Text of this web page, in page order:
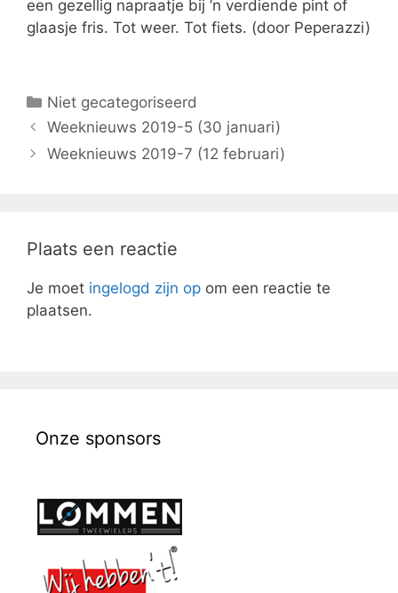
een gezellig napraatje bij ’n verdiende pint of
glaasje fris. Tot weer. Tot fiets. (door Peperazzi)
Niet gecategoriseerd
Weeknieuws 2019-5 (30 januari)
Weeknieuws 2019-7 (12 februari)
Plaats een reactie
Je moet ingelogd zijn op om een reactie te
plaatsen.
Onze sponsors